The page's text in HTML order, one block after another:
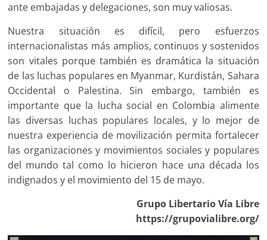
ante embajadas y delegaciones, son muy valiosas.
Nuestra situación es difícil, pero esfuerzos
internacionalistas más amplios, continuos y sostenidos
son vitales porque también es dramática la situación
de las luchas populares en Myanmar, Kurdistán, Sahara
Occidental o Palestina. Sin embargo, también es
importante que la lucha social en Colombia alimente
las diversas luchas populares locales, y lo mejor de
nuestra experiencia de movilización permita fortalecer
las organizaciones y movimientos sociales y populares
del mundo tal como lo hicieron hace una década los
indignados y el movimiento del 15 de mayo.
Grupo Libertario Vía Libre
https://grupovialibre.org/